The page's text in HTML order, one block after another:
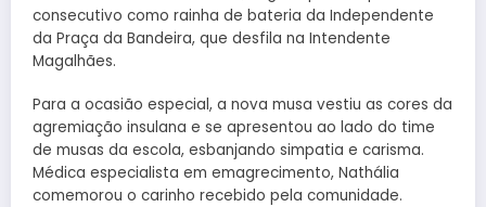
consecutivo como rainha de bateria da Independente
da Praça da Bandeira, que desfila na Intendente
Magalhães.
Para a ocasião especial, a nova musa vestiu as cores da
agremiação insulana e se apresentou ao lado do time
de musas da escola, esbanjando simpatia e carisma.
Médica especialista em emagrecimento, Nathália
comemorou o carinho recebido pela comunidade.